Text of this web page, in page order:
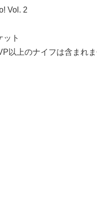
Vol. 2
ット
以上のナイフは含まれま